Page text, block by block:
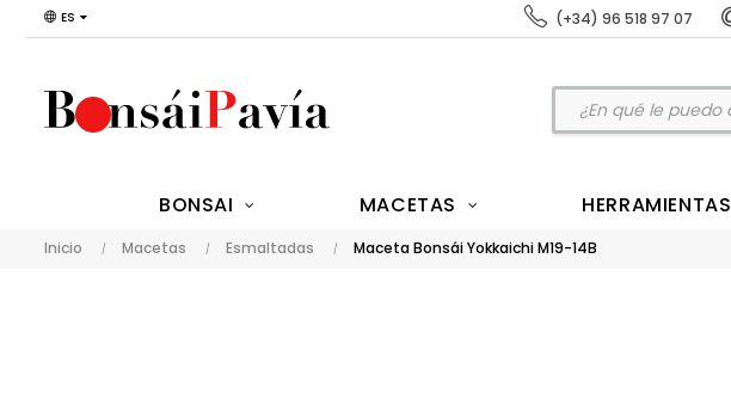
ES (+34) 96 518 97 07
BONSAI MACETAS HERRAMIENTAS
Inicio Macetas Esmaltadas Maceta Bonsái Yokkaichi M19-14B